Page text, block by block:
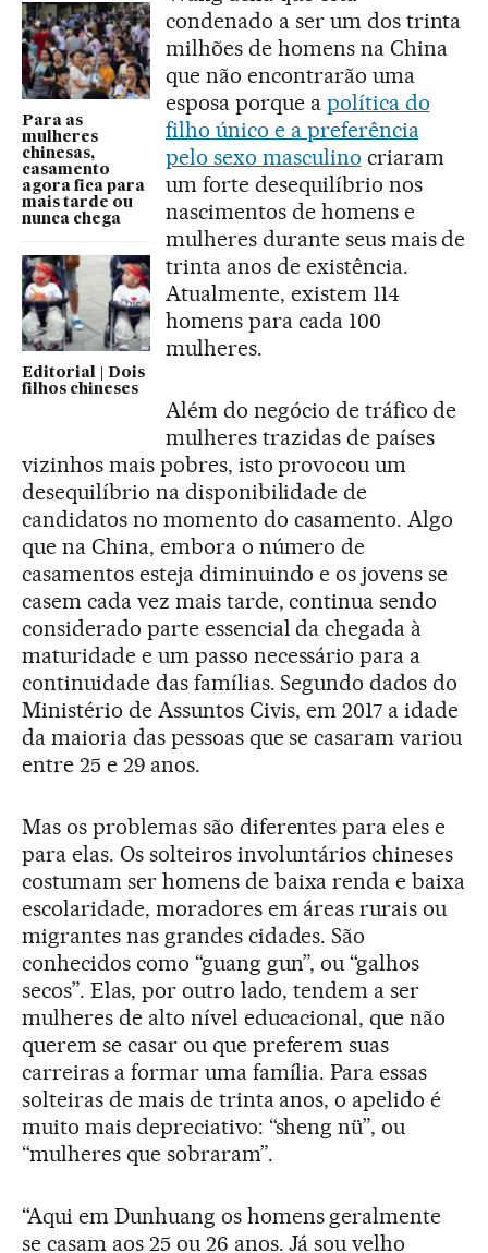
Para as
mulheres
chinesas,
casamento
agora fica para
mais tarde ou
nunca chega
Editorial | Dois
filhos chineses
condenado a ser um dos trinta
milhões de homens na China
que não encontrarão uma
esposa porque a política do
filho único e a preferência
pelo sexo masculino criaram
um forte desequilíbrio nos
nascimentos de homens e
mulheres durante seus mais de
trinta anos de existência.
Atualmente, existem 114
homens para cada 100
mulheres.
Além do negócio de tráfico de
mulheres trazidas de países
vizinhos mais pobres, isto provocou um
desequilíbrio na disponibilidade de
candidatos no momento do casamento. Algo
que na China, embora o número de
casamentos esteja diminuindo e os jovens se
casem cada vez mais tarde, continua sendo
considerado parte essencial da chegada à
maturidade e um passo necessário para a
continuidade das famílias. Segundo dados do
Ministério de Assuntos Civis, em 2017 a idade
da maioria das pessoas que se casaram variou
entre 25 e 29 anos.
Mas os problemas são diferentes para eles e
para elas. Os solteiros involuntários chineses
costumam ser homens de baixa renda e baixa
escolaridade, moradores em áreas rurais ou
migrantes nas grandes cidades. São
conhecidos como “guang gun”, ou “galhos
secos”. Elas, por outro lado, tendem a ser
mulheres de alto nível educacional, que não
querem se casar ou que preferem suas
carreiras a formar uma família. Para essas
solteiras de mais de trinta anos, o apelido é
muito mais depreciativo: “sheng nü”, ou
“mulheres que sobraram”.
“Aqui em Dunhuang os homens geralmente
se casam aos 25 ou 26 anos. Já sou velho